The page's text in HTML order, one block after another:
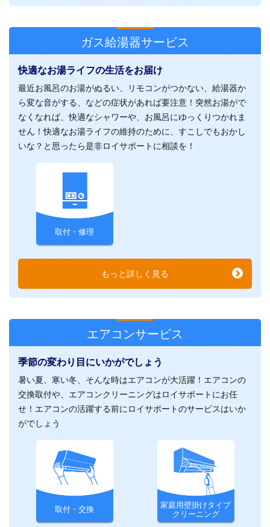
ガス給湯器サービス
快適なお湯ライフの生活をお届け
最近お風呂のお湯がぬるい、リモコンがつかない、給湯器か
ら変な音がする、などの症状があれば要注意！突然お湯がで
なくなれば、快適なシャワーや、お風呂にゆっくりつかれま
せん！快適なお湯ライフの維持のために、すこしでもおかし
いな？と思ったら是非ロイサポートに相談を！
取付・修理
もっと詳しく見る
エアコンサービス
季節の変わり目にいかがでしょう
暑い夏、寒い冬、そんな時はエアコンが大活躍！エアコンの
交換取付や、エアコンクリーニングはロイサポートにお任
せ！エアコンの活躍する前にロイサポートのサービスはいか
がでしょう
取付・交換
家庭用壁掛けタイプ
クリーニング